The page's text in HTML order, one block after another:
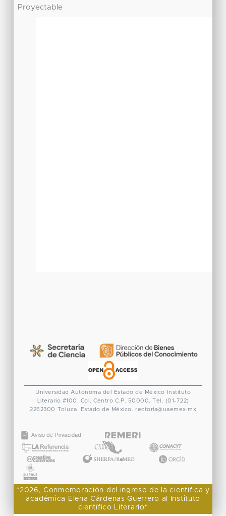
Proyectable
Universidad Autónoma del Estado de México
Instituto
Literario #100. Col. Centro C.P. 50000. Tel. (01-722)
2262300 Toluca, Estado de México. rectoria@uaemex.mx
"2026, Conmemoración del ingreso de la científica y
académica Elena Cárdenas Guerrero al Instituto
científico Literario"